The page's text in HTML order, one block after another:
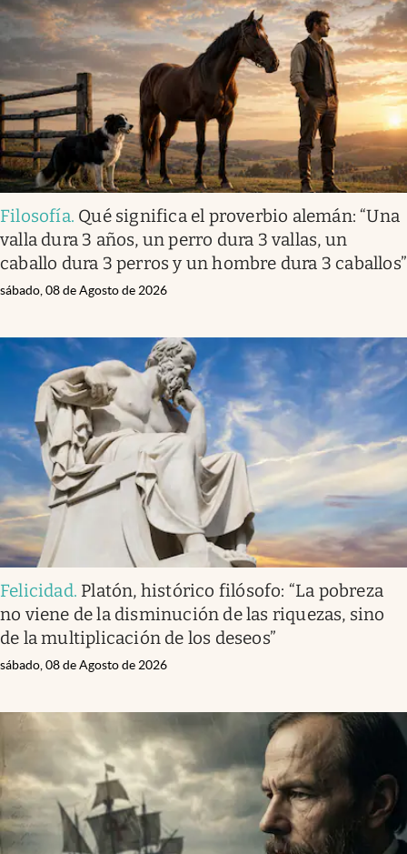
Infotechnology
Clase
Clima
Mundial 2026
Eventos Corporativos
El Cronista Studio
Mediakit
abre en nueva pestaña
Argentina
Filosofía. Qué significa el proverbio alemán: “Una
valla dura 3 años, un perro dura 3 vallas, un
caballo dura 3 perros y un hombre dura 3 caballos”
sábado, 08 de Agosto de 2026
Felicidad. Platón, histórico filósofo: “La pobreza
no viene de la disminución de las riquezas, sino
de la multiplicación de los deseos”
sábado, 08 de Agosto de 2026